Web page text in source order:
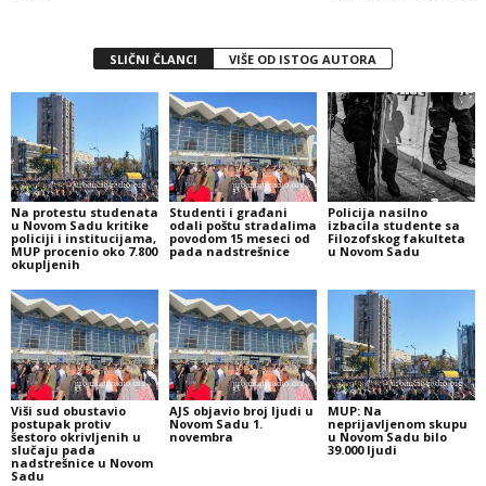
SLIČNI ČLANCI VIŠE OD ISTOG AUTORA
Na protestu studenata
u Novom Sadu kritike
policiji i institucijama,
MUP procenio oko 7.800
okupljenih
Studenti i građani
odali poštu stradalima
povodom 15 meseci od
pada nadstrešnice
Policija nasilno
izbacila studente sa
Filozofskog fakulteta
u Novom Sadu
Viši sud obustavio
postupak protiv
šestoro okrivljenih u
slučaju pada
nadstrešnice u Novom
Sadu
AJS objavio broj ljudi u
Novom Sadu 1.
novembra
MUP: Na
neprijavljenom skupu
u Novom Sadu bilo
39.000 ljudi